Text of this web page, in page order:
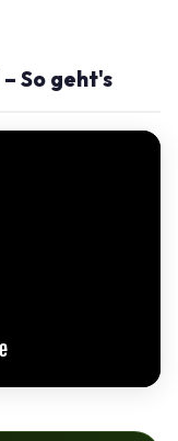
So geht's